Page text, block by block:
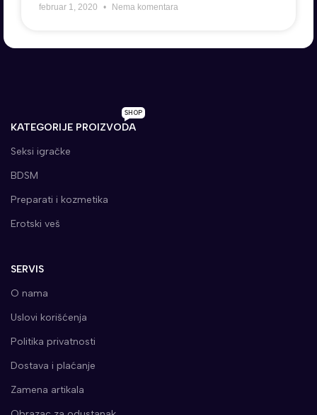
februar 1, 2020 Nema komentara
KATEGORIJE PROIZVODA
SHOP
Seksi igračke
BDSM
Preparati i kozmetika
Erotski veš
SERVIS
O nama
Uslovi korišćenja
Politika privatnosti
Dostava i plaćanje
Zamena artikala